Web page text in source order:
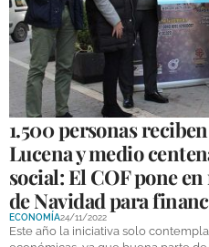
1.500 personas
Lucena y medio
social: El COF pone
de Navidad para
ECONOMÍA24/11/2022
Este año la iniciativa solo